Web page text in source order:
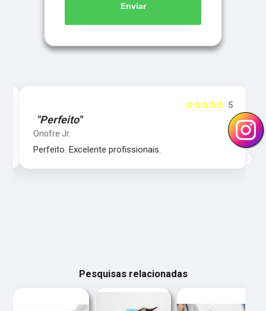
Enviar
5
☆☆☆☆☆
"Perfeito"
Onofre Jr.
Perfeito. Excelente profissionais.
‹ ›
Pesquisas relacionadas